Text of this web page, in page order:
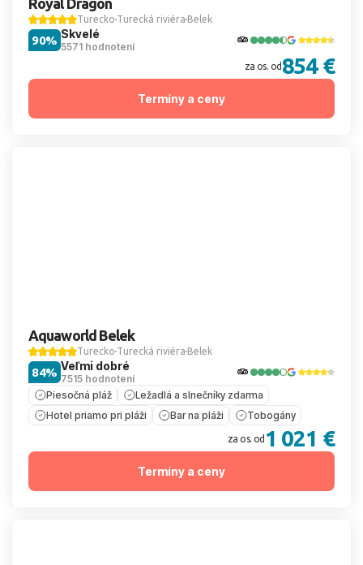
Royal Dragon
Turecko Turecká riviéra Belek
Skvelé
5571 hodnotení
90%
za os. od 854 €
Termíny a ceny
Aquaworld Belek
Turecko Turecká riviéra Belek
Veľmi dobré
7515 hodnotení
84%
Piesočná pláž
Ležadlá a slnečníky zdarma
Hotel priamo pri pláži
Bar na pláži Tobogány
za os. od 1 021 €
Termíny a ceny